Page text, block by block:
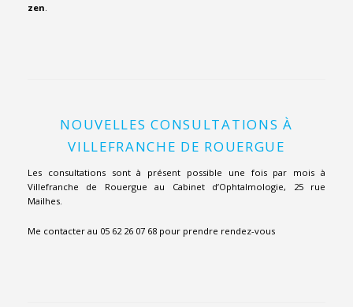
zen
NOUVELLES CONSULTATIONS À
VILLEFRANCHE DE ROUERGUE
Les consultations sont à présent possible une fois par mois à
Villefranche de Rouergue au Cabinet d’Ophtalmologie, 25 rue
Mailhes.
Me contacter au 05 62 26 07 68 pour prendre rendez-vous